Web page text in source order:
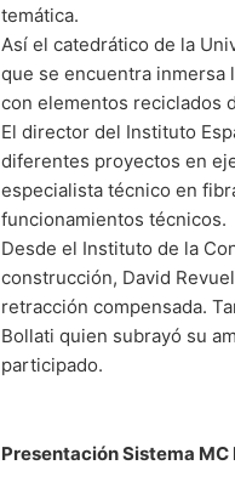
temática.
Así el catedrático de la
que se encuentra inmersa
con elementos reciclados
El director del Instituto
diferentes proyectos en
especialista técnico en
funcionamientos técnicos.
Desde el Instituto de la
construcción, David
retracción compensada.
Bollati quien subrayó su
participado.
Presentación Sistema MC